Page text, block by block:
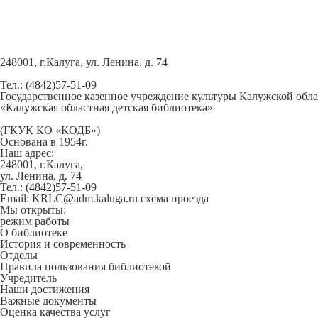
248001, г.Калуга, ул. Ленина, д. 74
Тел.: (4842)57-51-09
Государственное казенное учреждение культуры Калужской
«Калужская областная детская библиотека»
(ГКУК КО «КОДБ»)
Основана в 1954г.
Наш адрес:
248001, г.Калуга,
ул. Ленина, д. 74
Тел.: (4842)57-51-09
Email: KRLC@adm.kaluga.ru схема проезда
Мы открыты:
режим работы
О библиотеке
История и современность
Отделы
Правила пользования библиотекой
Учредитель
Наши достижения
Важные документы
Оценка качества услуг